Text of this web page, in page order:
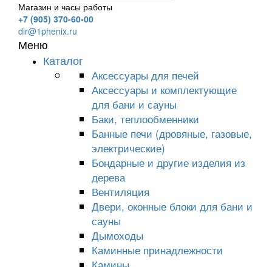
Магазин и часы работы
+7 (905) 370-60-00
dir@1phenix.ru
Меню
Каталог
Аксессуары для печей
Аксессуары и комплектующие
для бани и сауны
Баки, теплообменники
Банные печи (дровяные, газовые,
электрические)
Бондарные и другие изделия из
дерева
Вентиляция
Двери, оконные блоки для бани и
сауны
Дымоходы
Каминные принадлежности